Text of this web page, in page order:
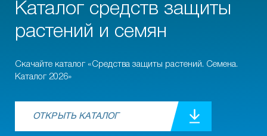
Каталог средств защиты
растений и семян
Скачайте каталог «Средства защиты растений. Семена.
Каталог 2026»
ОТКРЫТЬ КАТАЛОГ